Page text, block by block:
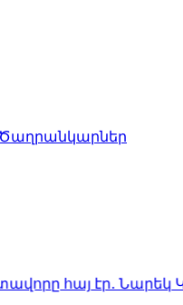
Ծաղրանկարներ
Նարեկ